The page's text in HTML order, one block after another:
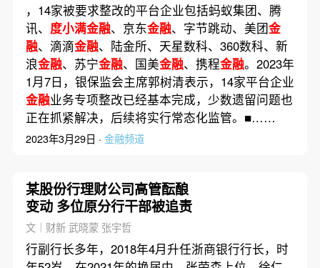
，14家被要求整改的平台企业包括蚂蚁集团、腾
讯、 度小满金融、京东金融、字节跳动、美团金
融、滴滴金融、陆金所、天星数科、360数科、新
浪金融、苏宁金融、国美金融、携程金融。2023年
1月7日，银保监会主席郭树清表示，14家平台企业
金融业务专项整改已经基本完成，少数遗留问题也
正在抓紧解决，后续将实行常态化监管。■……
2023年3月29日 · 金融频道
某股份行理财公司高管酝酿
变动 多位原分行干部被追责
文｜财新 武晓蒙 张宇哲
行副行长多年，2018年4月升任浙商银行行长，时